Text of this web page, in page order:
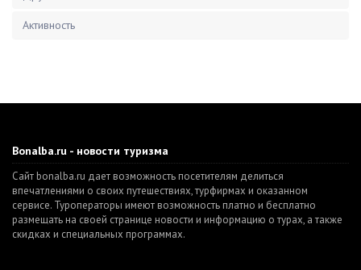
Активность
Bonalba.ru - новости туризма
Сайт bonalba.ru дает возможность посетителям делиться
впечатлениями о своих путешествиях, турфирмах и оказанном
сервисе. Туроператоры имеют возможность платно и бесплатно
размещать на своей странице новости и информацию о турах, а также
скидках и специальных программах.